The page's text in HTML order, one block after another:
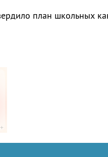
план школьных